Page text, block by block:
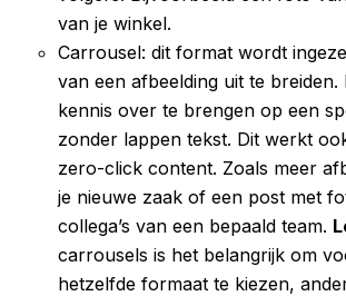
van je winkel.
Carrousel: dit format wordt
van een afbeelding uit te
kennis over te brengen op een
zonder lappen tekst. Dit werkt
zero-click content. Zoals meer
je nieuwe zaak of een post met
collega’s van een bepaald team.
carrousels is het belangrijk om
hetzelfde formaat te kiezen,